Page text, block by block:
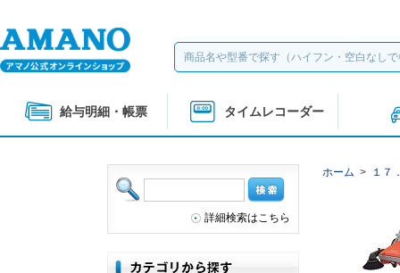
給与明細・帳票 タイムレコーダー
ホーム > １７
詳細検索はこちら